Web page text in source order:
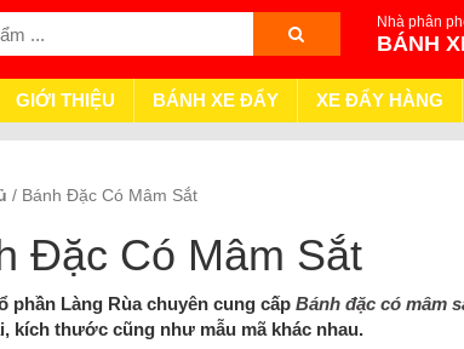
Nhà phân
BÁNH
GIỚI THIỆU BÁNH XE ĐẨY XE ĐẨY HÀNG
/ Bánh Đặc Có Mâm Sắt
Đặc Có Mâm Sắt
phần Làng Rùa chuyên cung cấp Bánh đặc có mâm
kích thước cũng như mẫu mã khác nhau.